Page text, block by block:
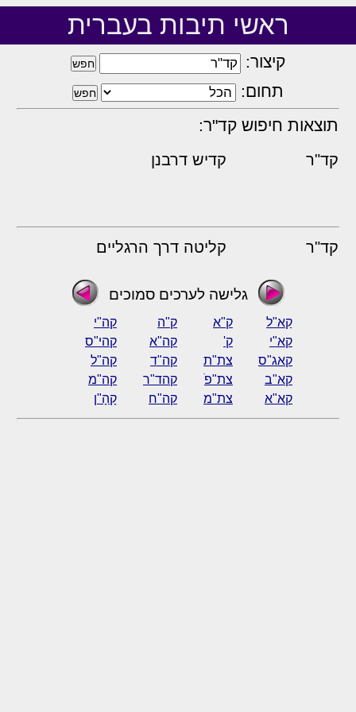
ראשי תיבות בעברית
קיצור:
תחום:
תוצאות חיפוש קד"ר:
קד"ר קדיש דרבנן
קד"ר קליטה דרך הרגליים
גלישה לערכים סמוכים
קַא"ל ק"א ק"ה
קה"י
קא"י
ק' קה"א
קהי"ס
קאג"ס
צת"ת קה"ד
קה"ל
קא"ב
צת"פׁ קהד"ר
קה"מ
קא"א
צת"מ קה"ח קָהָ"ן